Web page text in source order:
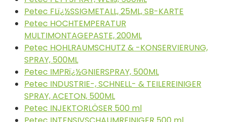
Petec FLï¿½SSIGMETALL, 25ML, SB-KARTE
Petec HOCHTEMPERATUR
MULTIMONTAGEPASTE, 200ML
Petec HOHLRAUMSCHUTZ & -KONSERVIERUNG,
SPRAY, 500ML
Petec IMPRï¿½GNIERSPRAY, 500ML
Petec INDUSTRIE-, SCHNELL- & TEILEREINIGER
SPRAY, ACETON, 500ML
Petec INJEKTORLÖSER 500 ml